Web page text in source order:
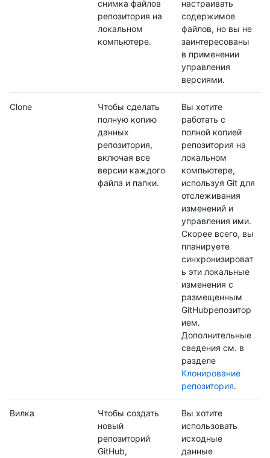
снимка файлов
репозитория на
локальном
компьютере.
настраивать
содержимое
файлов, но вы не
заинтересованы
в применении
управления
версиями.
Clone
Чтобы сделать
полную копию
данных
репозитория,
включая все
версии каждого
файла и папки.
Вы хотите
работать с
полной копией
репозитория на
локальном
компьютере,
используя Git для
отслеживания
изменений и
управления ими.
Скорее всего, вы
планируете
синхронизироват
ь эти локальные
изменения с
размещенным
GitHubрепозитор
ием.
Дополнительные
сведения см. в
разделе
Клонирование
репозитория.
Вилка
Чтобы создать
новый
репозиторий
GitHub,
Вы хотите
использовать
исходные
данные